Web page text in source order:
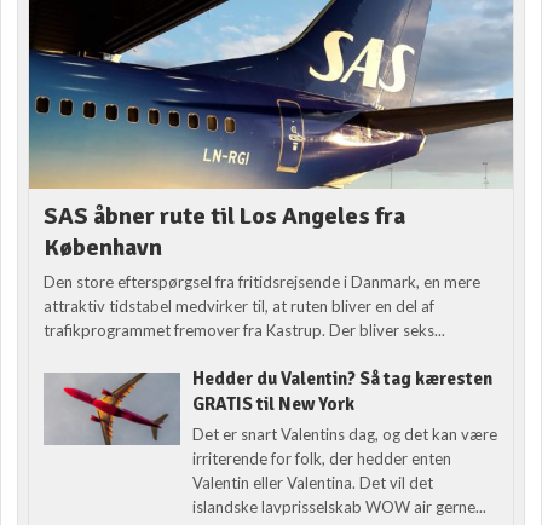
SAS åbner rute til Los Angeles fra
København
Den store efterspørgsel fra fritidsrejsende i Danmark, en mere
attraktiv tidstabel medvirker til, at ruten bliver en del af
trafikprogrammet fremover fra Kastrup. Der bliver seks...
Hedder du Valentin? Så tag kæresten
GRATIS til New York
Det er snart Valentins dag, og det kan være
irriterende for folk, der hedder enten
Valentin eller Valentina. Det vil det
islandske lavprisselskab WOW air gerne...